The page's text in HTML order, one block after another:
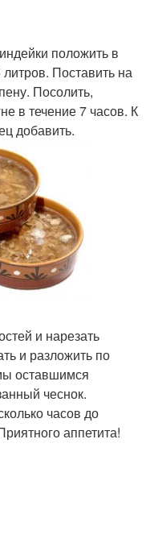
положить в
Поставить на
Посолить,
в течение 7 часов. К
добавить.
и нарезать
и разложить по
оставшимся
чеснок.
часов до
аппетита!